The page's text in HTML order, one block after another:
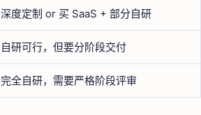
深度定制 or 买 SaaS + 部分自研
自研可行，但要分阶段交付
完全自研，需要严格阶段评审